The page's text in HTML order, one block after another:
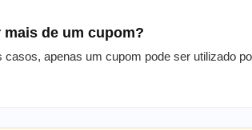
mais de um cupom?
casos, apenas um cupom pode ser utilizado